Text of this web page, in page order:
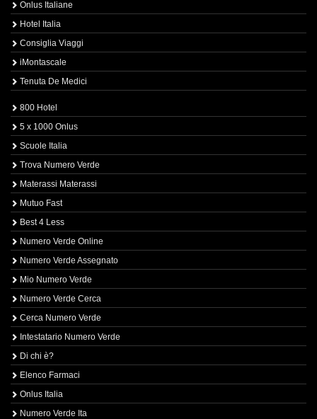
Onlus Italiane
Hotel Italia
Consiglia Viaggi
iMontascale
Tenuta De Medici
800 Hotel
5 x 1000 Onlus
Scuole Italia
Trova Numero Verde
Materassi Materassi
Mutuo Fast
Best 4 Less
Numero Verde Online
Numero Verde Assegnato
Mio Numero Verde
Numero Verde Cerca
Cerca Numero Verde
Intestatario Numero Verde
Di chi è?
Elenco Farmaci
Onlus Italia
Numero Verde Ita